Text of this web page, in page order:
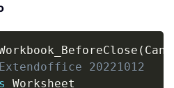
(
20221012
Worksheet
Copy